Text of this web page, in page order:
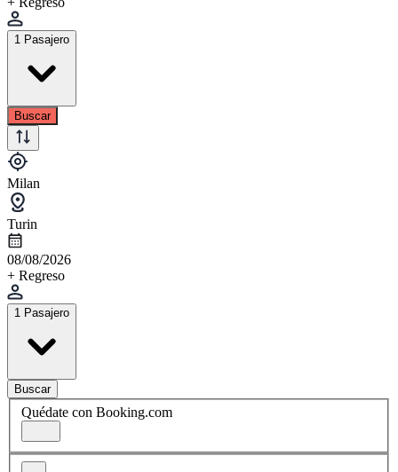
1 Pasajero
Buscar
Milan
Turin
08/08/2026
+ Regreso
1 Pasajero
Buscar
Quédate con Booking.com